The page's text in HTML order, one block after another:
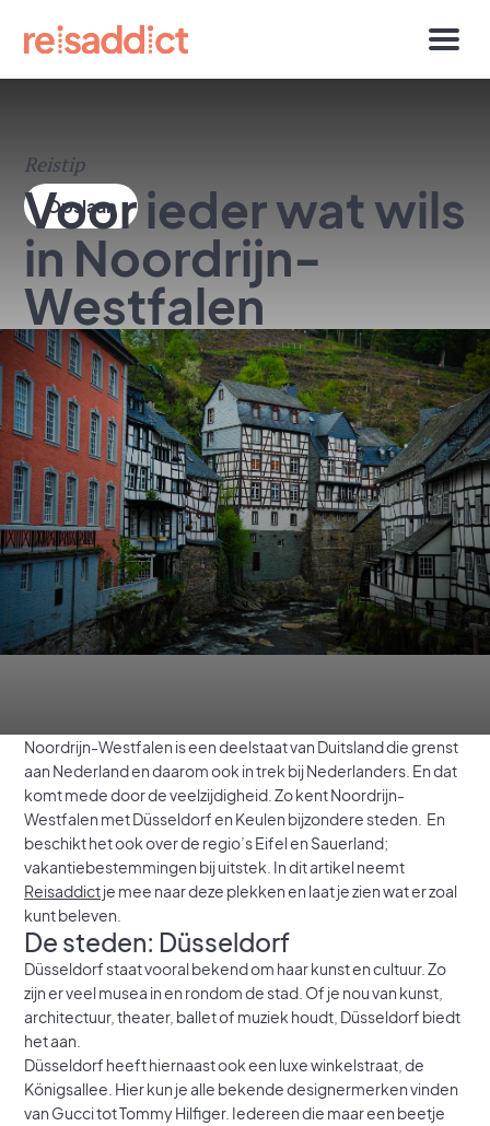
Reistip
Voor ieder wat wils
in Noordrijn-
Westfalen
Noordrijn-Westfalen is een deelstaat van Duitsland die grenst
aan Nederland en daarom ook in trek bij Nederlanders. En dat
komt mede door de veelzijdigheid. Zo kent Noordrijn-
Westfalen met Düsseldorf en Keulen bijzondere steden. En
beschikt het ook over de regio’s Eifel en Sauerland;
vakantiebestemmingen bij uitstek. In dit artikel neemt
Reisaddictje mee naar deze plekken en laat je zien wat er zoal
kunt beleven.
De steden: Düsseldorf
Düsseldorf staat vooral bekend om haar kunst en cultuur. Zo
zijn er veel musea in en rondom de stad. Of je nou van kunst,
architectuur, theater, ballet of muziek houdt, Düsseldorf biedt
het aan.
Düsseldorf heeft hiernaast ook een luxe winkelstraat, de
Königsallee. Hier kun je alle bekende designermerken vinden
van Gucci tot Tommy Hilfiger. Iedereen die maar een beetje